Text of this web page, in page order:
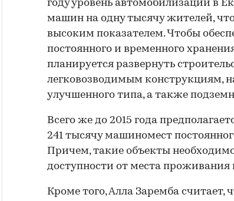
году уровень автомобилизации в
машин на одну тысячу жителей,
высоким показателем. Чтобы
постоянного и временного
планируется развернуть
легковозводимым конструкциям,
улучшенного типа, а также
Всего же до 2015 года
241 тысячу машиномест
Причем, такие объекты
доступности от места проживания
Кроме того, Алла Заремба считает,